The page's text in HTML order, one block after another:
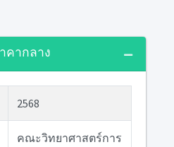
คากลาง
2568
คณะวิทยาศาสตร์การ